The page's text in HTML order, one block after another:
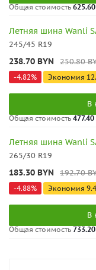
Общая стоимость
Летняя шина Wanli
245/45 R19
238.70 BYN 250.80
-4.82% Экономия
В
Общая стоимость 477.40
Летняя шина Wanli
265/30 R19
183.30 BYN 192.70
-4.88% Экономия
В
Общая стоимость